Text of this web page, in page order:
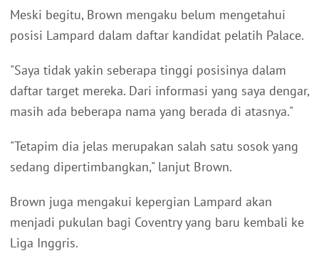
Meski begitu, Brown mengaku belum mengetahui
posisi Lampard dalam daftar kandidat pelatih Palace.
"Saya tidak yakin seberapa tinggi posisinya dalam
daftar target mereka. Dari informasi yang saya dengar,
masih ada beberapa nama yang berada di atasnya."
"Tetapim dia jelas merupakan salah satu sosok yang
sedang dipertimbangkan," lanjut Brown.
Brown juga mengakui kepergian Lampard akan
menjadi pukulan bagi Coventry yang baru kembali ke
Liga Inggris.